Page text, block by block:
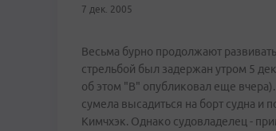
7 дек. 2005
Весьма бурно продолжают
стрельбой был задержан утром 5
об этом "В" опубликовал еще
сумела высадиться на борт судна и
Кимчхэк. Однако судовладелец -